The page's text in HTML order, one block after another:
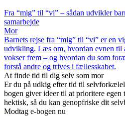
Fra “mig” til “vi” – sådan udvikler
samarbejde
Mor
Barnets rejse fra “mig” til “vi” er en
udvikling. Læs om, hvordan evnen til
vokser frem – og hvordan du som
forstå andre og trives i fællesskabet.
At finde tid til dig selv som mor
Er du på udkig efter tid til
bogen giver ideer til at prioritere egen
hektisk, så du kan genopfriske dit
Modtag e-bogen nu